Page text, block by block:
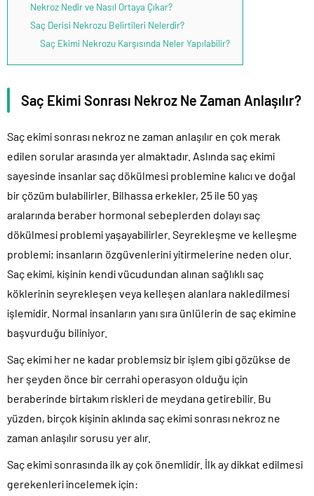
Nekroz Nedir ve Nasıl Ortaya Çıkar?
Saç Derisi Nekrozu Belirtileri Nelerdir?
Saç Ekimi Nekrozu Karşısında Neler Yapılabilir?
Saç Ekimi Sonrası Nekroz Ne Zaman Anlaşılır?
Saç ekimi sonrası nekroz ne zaman anlaşılır en çok merak
edilen sorular arasında yer almaktadır. Aslında saç ekimi
sayesinde insanlar saç dökülmesi problemine kalıcı ve doğal
bir çözüm bulabilirler. Bilhassa erkekler, 25 ile 50 yaş
aralarında beraber hormonal sebeplerden dolayı saç
dökülmesi problemi yaşayabilirler. Seyrekleşme ve kelleşme
problemi; insanların özgüvenlerini yitirmelerine neden olur.
Saç ekimi, kişinin kendi vücudundan alınan sağlıklı saç
köklerinin seyrekleşen veya kelleşen alanlara nakledilmesi
işlemidir. Normal insanların yanı sıra ünlülerin de saç ekimine
başvurduğu biliniyor.
Saç ekimi her ne kadar problemsiz bir işlem gibi gözükse de
her şeyden önce bir cerrahi operasyon olduğu için
beraberinde birtakım riskleri de meydana getirebilir. Bu
yüzden, birçok kişinin aklında saç ekimi sonrası nekroz ne
zaman anlaşılır sorusu yer alır.
Saç ekimi sonrasında ilk ay çok önemlidir. İlk ay dikkat edilmesi
gerekenleri incelemek için: